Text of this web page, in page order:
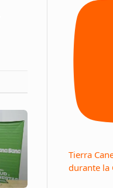
Tierra
durante la